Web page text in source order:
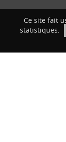
Ce site fait
statistiques.